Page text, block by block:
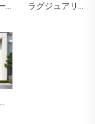
住宅用スマートドアロックハンドル カードキー付き トンテン K8 ラグジュアリーデジタル指紋式別荘ドアロック ダブルロックシステム付き F8
住宅用ビラ ホームの外装フロントエントリードア M6